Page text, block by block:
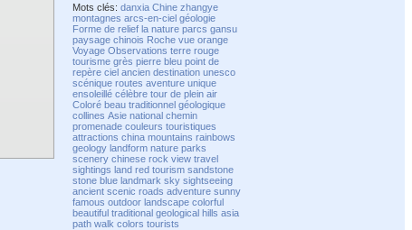
Mots clés:danxia Chine zhangye
montagnes arcs-en-ciel géologie
Forme de relief la nature parcs gansu
paysage chinois Roche vue orange
Voyage Observations terre rouge
tourisme grès pierre bleu point de
repère ciel ancien destination unesco
scénique routes aventure unique
ensoleillé célèbre tour de plein air
Coloré beau traditionnel géologique
collines Asie national chemin
promenade couleurs touristiques
attractions china mountains rainbows
geology landform nature parks
scenery chinese rock view travel
sightings land red tourism sandstone
stone blue landmark sky sightseeing
ancient scenic roads adventure sunny
famous outdoor landscape colorful
beautiful traditional geological hills asia
path walk colors tourists